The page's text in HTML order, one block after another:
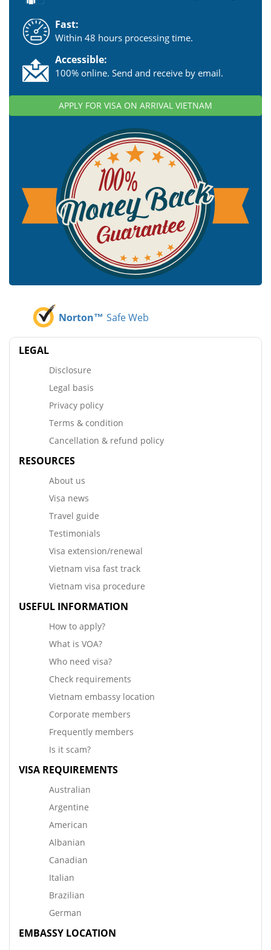
Fast:
Within 48 hours processing time.
Accessible:
100% online. Send and receive by email.
APPLY FOR VISA ON ARRIVAL VIETNAM
Norton™ Safe Web
LEGAL
Disclosure
Legal basis
Privacy policy
Terms & condition
Cancellation & refund policy
RESOURCES
About us
Visa news
Travel guide
Testimonials
Visa extension/renewal
Vietnam visa fast track
Vietnam visa procedure
USEFUL INFORMATION
How to apply?
What is VOA?
Who need visa?
Check requirements
Vietnam embassy location
Corporate members
Frequently members
Is it scam?
VISA REQUIREMENTS
Australian
Argentine
American
Albanian
Canadian
Italian
Brazilian
German
EMBASSY LOCATION